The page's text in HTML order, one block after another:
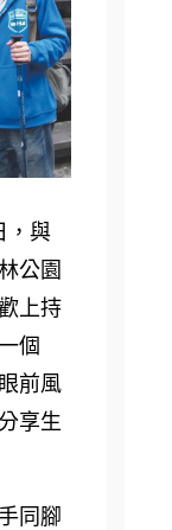
與
公園
上持
個
前風
享生
同腳